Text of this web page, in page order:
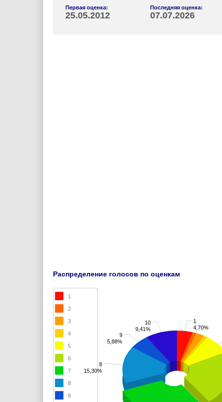
Первая оценка:
25.05.2012
Последняя оценка:
07.07.2026
Распределение голосов по оценкам
10
9,41%
9
5,88%
8
15,30%
1
4,70%
1
2
3
4
5
6
7
8
9